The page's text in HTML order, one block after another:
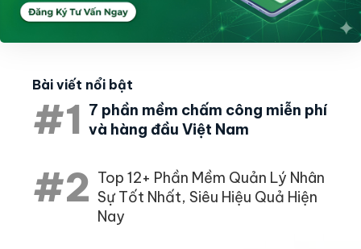
Bài viết nổi bật
#1 7 phần mềm chấm công miễn phí
và hàng đầu Việt Nam
#2 Top 12+ Phần Mềm Quản Lý Nhân
Sự Tốt Nhất, Siêu Hiệu Quả Hiện
Nay